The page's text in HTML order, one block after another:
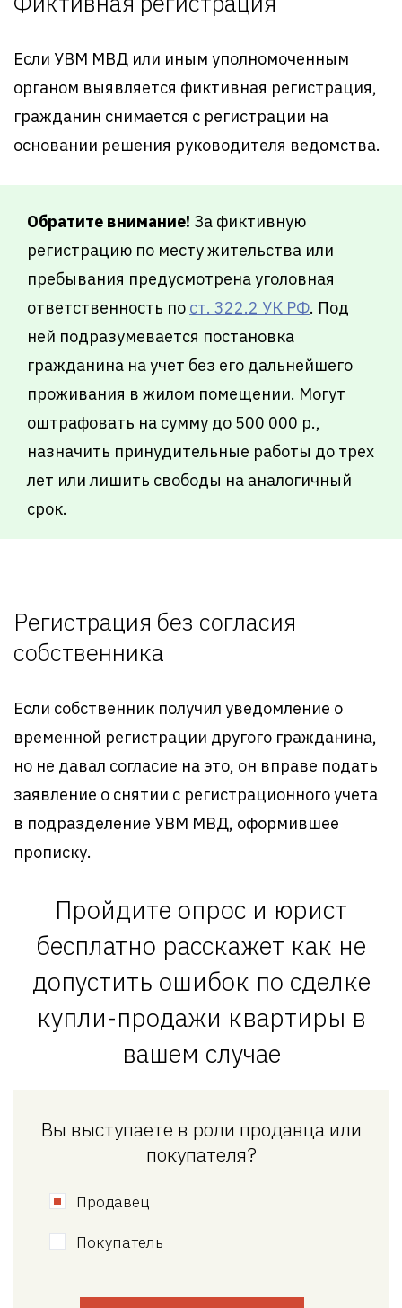
Если УВМ МВД или иным уполномоченным
органом выявляется фиктивная регистрация,
гражданин снимается с регистрации на
основании решения руководителя ведомства.
Обратите внимание! За фиктивную
регистрацию по месту жительства или
пребывания предусмотрена уголовная
ответственность по ст. 322.2 УК РФ. Под
ней подразумевается постановка
гражданина на учет без его дальнейшего
проживания в жилом помещении. Могут
оштрафовать на сумму до 500 000 р.,
назначить принудительные работы до трех
лет или лишить свободы на аналогичный
срок.
Регистрация без согласия
собственника
Если собственник получил уведомление о
временной регистрации другого гражданина,
но не давал согласие на это, он вправе подать
заявление о снятии с регистрационного учета
в подразделение УВМ МВД, оформившее
прописку.
Пройдите опрос и юрист
бесплатно расскажет как не
допустить ошибок по сделке
купли-продажи квартиры в
вашем случае
Вы выступаете в роли продавца или
покупателя?
Продавец
Покупатель